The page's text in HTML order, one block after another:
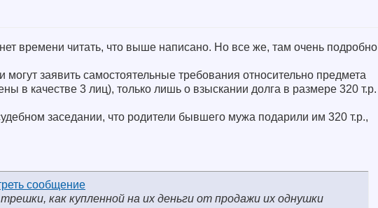
времени читать, что выше написано. Но все же, там очень подробно
заявить самостоятельные требования относительно предмета
в качестве 3 лиц), только лишь о взыскании долга в размере 320 т.р.
заседании, что родители бывшего мужа подарили им 320 т.р.,
как купленной на их деньги от продажи их однушки